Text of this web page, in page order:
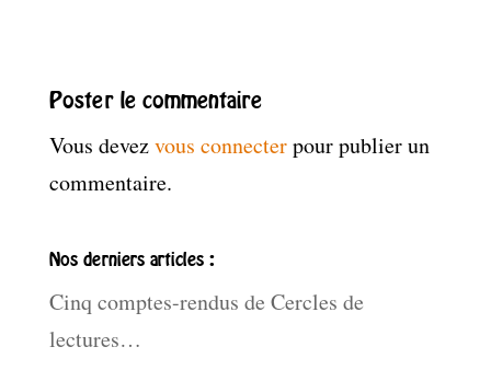
Poster le commentaire
Vous devezvous connecterpour publier un
commentaire.
Nos derniers articles :
Cinq comptes-rendus de Cercles de
lectures…